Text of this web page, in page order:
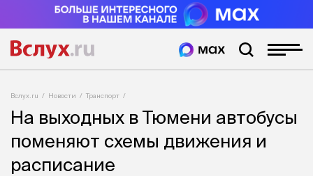
Вслух.ru Новости Транспорт
На выходных в Тюмени автобусы
поменяют схемы движения и
расписание